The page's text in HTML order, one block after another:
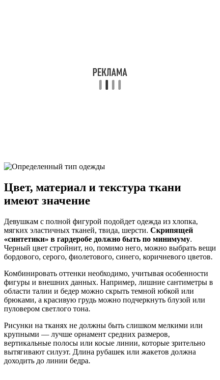
Цвет, материал и текстура ткани
имеют значение
Девушкам с полной фигурой подойдет одежда из хлопка,
мягких эластичных тканей, твида, шерсти. Скрипящей
«синтетики» в гардеробе должно быть по минимуму.
Черный цвет стройнит, но, помимо него, можно выбрать вещи
бордового, серого, фиолетового, синего, коричневого цветов.
Комбинировать оттенки необходимо, учитывая особенности
фигуры и внешних данных. Например, лишние сантиметры в
области талии и бедер можно скрыть темной юбкой или
брюками, а красивую грудь можно подчеркнуть блузой или
пуловером светлого тона.
Рисунки на тканях не должны быть слишком мелкими или
крупными — лучше орнамент средних размеров,
вертикальные полосы или косые линии, которые зрительно
вытягивают силуэт. Длина рубашек или жакетов должна
доходить до линии бедра.